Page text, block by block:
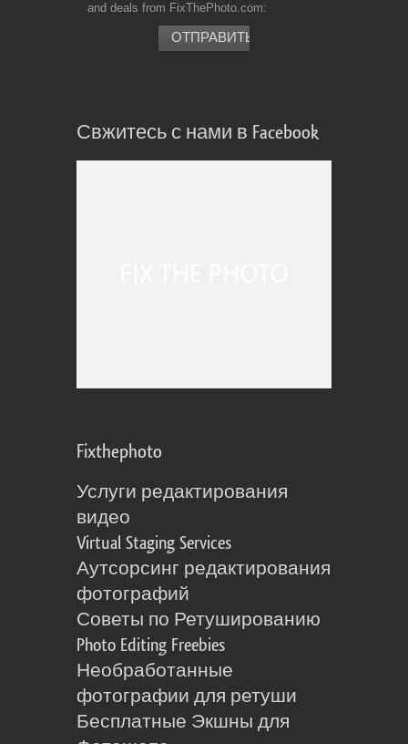
and deals from FixThePhoto.com
Свжитесь с нами в Facebook
Fixthephoto
Услуги редактирования
видео
Virtual Staging Services
Аутсорсинг редактирования
фотографий
Советы по Ретушированию
Photo Editing Freebies
Необработанные
фотографии для ретуши
Бесплатные Экшны для